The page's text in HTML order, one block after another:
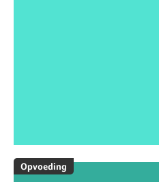
Opvoeding